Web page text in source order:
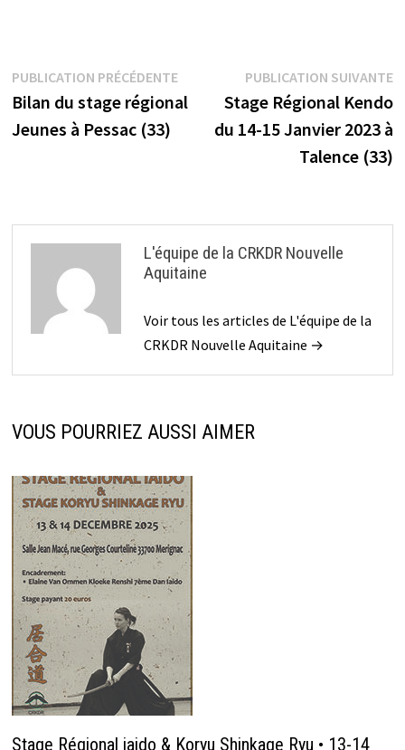
Navigation
de
PUBLICATION PRÉCÉDENTEPublication
précédente :
Bilan du stage régional
Jeunes à Pessac (33)
PUBLICATION SUIVANTE
Stage Régional Kendo
du 14-15 Janvier 2023 à
Talence (33)
L'équipe de la CRKDR Nouvelle
Aquitaine
Voir tous les articles de L'équipe de la
CRKDR Nouvelle Aquitaine →
VOUS POURRIEZ AUSSI AIMER
Stage Régional iaido & Koryu Shinkage Ryu • 13-14